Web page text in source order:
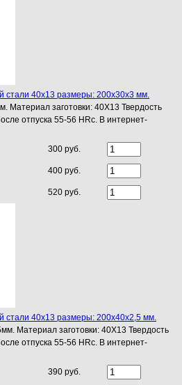
стали 40х13 размеры: 200х30х3 мм.
Материал заготовки: 40Х13 Твердость
отпуска 55-56 HRc. В интернет-
300 руб.
400 руб.
520 руб.
стали 40х13 размеры: 200х40х2,5 мм.
Материал заготовки: 40Х13 Твердость
отпуска 55-56 HRc. В интернет-
390 руб.